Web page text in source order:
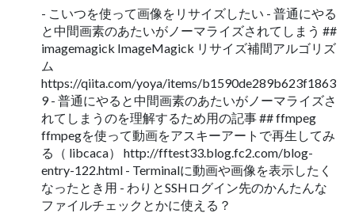
- こいつを使って画像をリサイズしたい - 普通にやる
と中間画素のあたいがノーマライズされてしまう ##
imagemagick ImageMagick リサイズ補間アルゴリズ
ム
https://qiita.com/yoya/items/b1590de289b623f1863
9 - 普通にやると中間画素のあたいがノーマライズさ
れてしまうのを理解するため用の記事 ## ffmpeg
ffmpegを使って動画をアスキーアートで再生してみ
る（ libcaca） http://fftest33.blog.fc2.com/blog-
entry-122.html - Terminalに動画や画像を表示したく
なったとき用 - わりとSSHログイン先のかんたんな
ファイルチェックとかに使える？